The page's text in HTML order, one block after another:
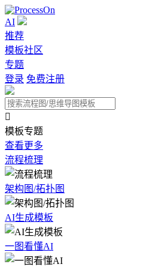
AI
推荐
模板社区
专题
登录 免费注册

模板专题
查看更多
流程梳理
架构图/拓扑图
AI生成模板
一图看懂AI